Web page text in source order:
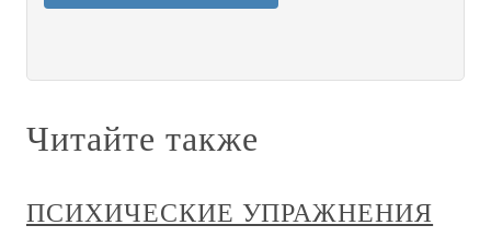
Читайте также
ПСИХИЧЕСКИЕ УПРАЖНЕНИЯ